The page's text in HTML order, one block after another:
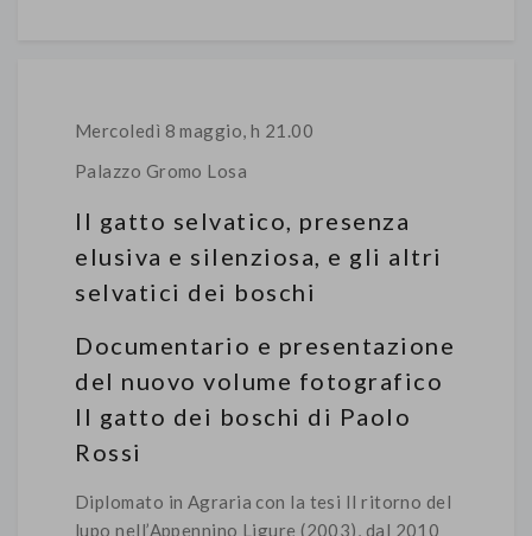
Mercoledì 8 maggio, h 21.00
Palazzo Gromo Losa
Il gatto selvatico, presenza
elusiva e silenziosa, e gli altri
selvatici dei boschi
Documentario e presentazione
del nuovo volume fotografico
Il gatto dei boschi di Paolo
Rossi
Diplomato in Agraria con la tesi Il ritorno del
lupo nell’Appennino Ligure (2003), dal 2010